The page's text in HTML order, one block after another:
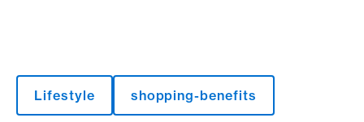
Lifestyle shopping-benefits